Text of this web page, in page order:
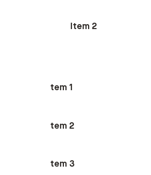
Item 2
Item 1
Item 2
Item 3